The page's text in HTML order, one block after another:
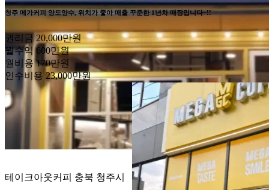
청주 메가커피 양도양수, 위치가 좋아 매출 꾸준한 1년차 매장입니다~!!
권리금 20,000만원
월수익 600만원
월비용 170만원
인수비용 23,000만원
테이크아웃커피 충북 청주시